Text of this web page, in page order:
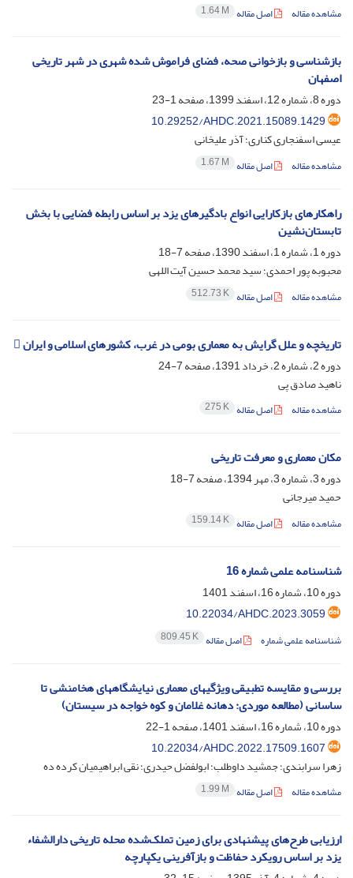
مشاهده مقاله اصل مقاله 1.64 M
بازشناسی و بازخوانی صحه، فضای فراموش شده شهری در شهر تاریخی
اصفهان
دوره 8، شماره 12، اسفند 1399، صفحه
1-23
10.29252/AHDC.2021.15089.1429
عیسی اسفنجاری کناری؛ آذر علیخانی
مشاهده مقاله اصل مقاله 1.67 M
راهکارهای بازکارایی انواع بادگیرهای یزد بر اساس رابطه فضایی با بخش
تابستان‌نشین
دوره 1، شماره 1، اسفند 1390، صفحه
7-18
محبوبه پور احمدی؛ سید محمد حسین آیت اللهی
مشاهده مقاله اصل مقاله 512.73 K
تاریخچه و علل گرایش به معماری بومی در غرب، کشورهای اسلامی و ایران 
دوره 2، شماره 2، خرداد 1391، صفحه
7-24
ناهید صادق پی
مشاهده مقاله اصل مقاله 275 K
مکان معماری و معرفت تاریخی
دوره 3، شماره 3، مهر 1394، صفحه
7-18
حمید میرجانی
مشاهده مقاله اصل مقاله 159.14 K
شناسنامه علمی شماره 16
دوره 10، شماره 16، اسفند 1401
10.22034/AHDC.2023.3059
شناسنامه علمی شماره اصل مقاله 809.45 K
بررسی و مقایسه تطبیقی ویژگیهای معماری نیایشگاههای هخامنشی تا
ساسانی (مطالعه موردی: دهانه غلامان و کوه خواجه در سیستان)
دوره 10، شماره 16، اسفند 1401، صفحه
1-22
10.22034/AHDC.2022.17509.1607
زهرا سرابندی؛ جمشید داوطلب؛ ابولفضل حیدری؛ نقی ابراهیمیان کرده ده
مشاهده مقاله اصل مقاله 1.99 M
ارزیابی طرح‌های پیشنهادی برای زمین تملک‌شده محله تاریخی دارالشفاء
یزد بر اساس رویکرد حفاظت و بازآفرینی یکپارچه